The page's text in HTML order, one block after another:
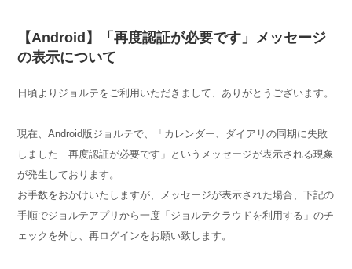
【Android】「再度認証が必要です」メッセージ
の表示について
日頃よりジョルテをご利用いただきまして、ありがとうございます。
現在、Android版ジョルテで、「カレンダー、ダイアリの同期に失敗
しました 再度認証が必要です」というメッセージが表示される現象
が発生しております。
お手数をおかけいたしますが、メッセージが表示された場合、下記の
手順でジョルテアプリから一度「ジョルテクラウドを利用する」のチ
ェックを外し、再ログインをお願い致します。